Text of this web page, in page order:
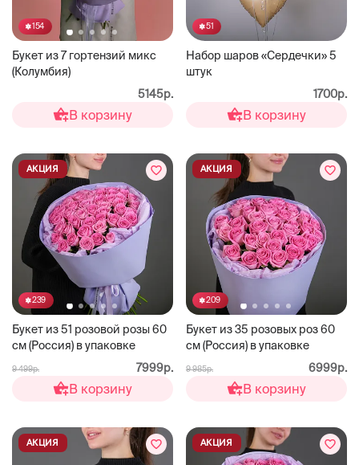
154
Букет из 7 гортензий микс
(Колумбия)
5145р.
В корзину
51
Набор шаров «Сердечки» 5
штук
1700р.
В корзину
239
Букет из 51 розовой розы 60
см (Россия) в упаковке
АКЦИЯ
9 499р. 7999р.
В корзину
209
Букет из 35 розовых роз 60
см (Россия) в упаковке
АКЦИЯ
9 985р. 6999р.
В корзину
АКЦИЯ АКЦИЯ